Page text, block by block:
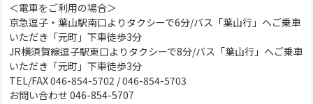
＜電車をご利用の場合＞
京急逗子・葉山駅南口よりタクシーで6分/バス「葉山行」へご乗車
いただき「元町」下車徒歩3分
JR横須賀線逗子駅東口よりタクシーで8分/バス「葉山行」へご乗車
いただき「元町」下車徒歩3分
TEL/FAX 046-854-5702 / 046-854-5703
お問い合わせ 046-854-5707